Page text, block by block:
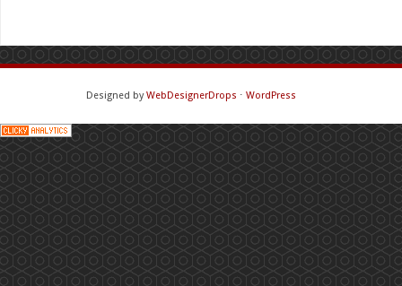
Designed byWebDesignerDrops ⋅ WordPress